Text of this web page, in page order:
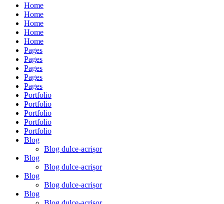
Home
Home
Home
Home
Home
Pages
Pages
Pages
Pages
Pages
Portfolio
Portfolio
Portfolio
Portfolio
Portfolio
Blog
Blog dulce-acrișor
Blog
Blog dulce-acrișor
Blog
Blog dulce-acrișor
Blog